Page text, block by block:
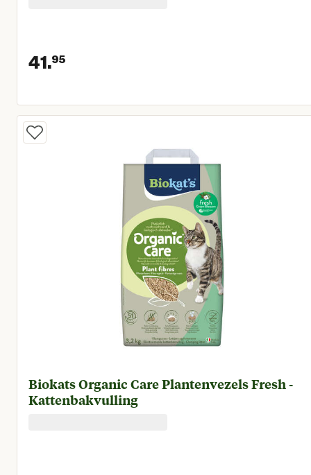
41.95
Huidige prijs € 41,95
Biokats Organic Care Plantenvezels Fresh -
Kattenbakvulling